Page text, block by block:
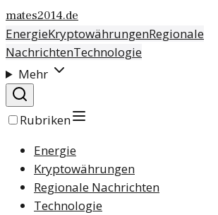
mates2014.de
EnergieKryptowährungenRegionale
NachrichtenTechnologie
Mehr
Rubriken
Energie
Kryptowährungen
Regionale Nachrichten
Technologie